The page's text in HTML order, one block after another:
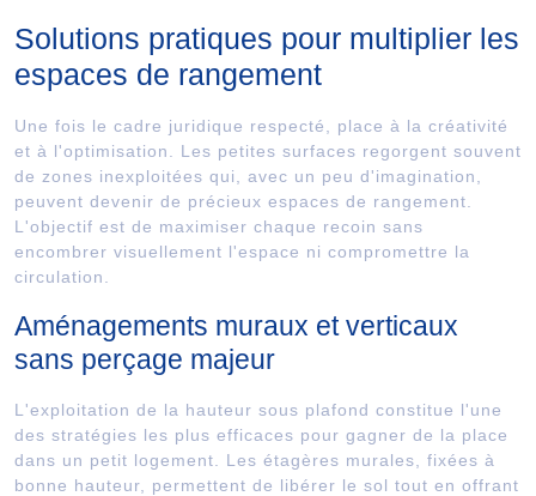
Solutions pratiques pour multiplier les
espaces de rangement
Une fois le cadre juridique respecté, place à la créativité
et à l'optimisation. Les petites surfaces regorgent souvent
de zones inexploitées qui, avec un peu d'imagination,
peuvent devenir de précieux espaces de rangement.
L'objectif est de maximiser chaque recoin sans
encombrer visuellement l'espace ni compromettre la
circulation.
Aménagements muraux et verticaux
sans perçage majeur
L'exploitation de la hauteur sous plafond constitue l'une
des stratégies les plus efficaces pour gagner de la place
dans un petit logement. Les étagères murales, fixées à
bonne hauteur, permettent de libérer le sol tout en offrant